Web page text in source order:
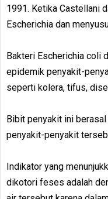
1991. Ketika Castellani
Escherichia dan
Bakteri Escherichia coli
epidemik penyakit-
seperti kolera, tifus,
Bibit penyakit ini
penyakit-penyakit
Indikator yang
dikotori feses adalah